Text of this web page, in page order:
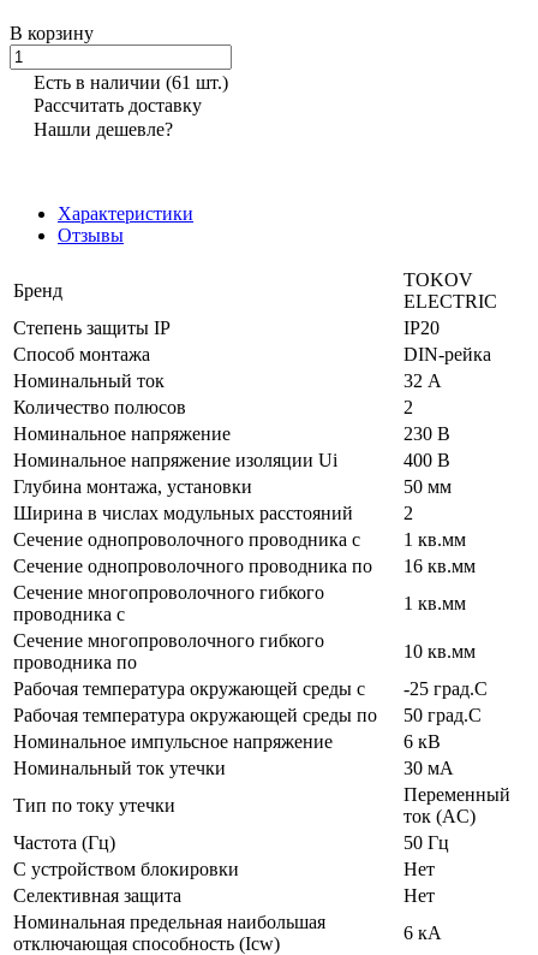
В корзину
Есть в наличии (61 шт.)
Рассчитать доставку
Нашли дешевле?
Характеристики
Отзывы
Бренд
TOKOV
ELECTRIC
Степень защиты IP
IP20
Способ монтажа
DIN-рейка
Номинальный ток
32 А
Количество полюсов
2
Номинальное напряжение
230 В
Номинальное напряжение изоляции Ui
400 В
Глубина монтажа, установки
50 мм
Ширина в числах модульных расстояний
2
Сечение однопроволочного проводника с
1 кв.мм
Сечение однопроволочного проводника по
16 кв.мм
Сечение многопроволочного гибкого
проводника с
1 кв.мм
Сечение многопроволочного гибкого
проводника по
10 кв.мм
Рабочая температура окружающей среды с
-25 град.C
Рабочая температура окружающей среды по
50 град.C
Номинальное импульсное напряжение
6 кВ
Номинальный ток утечки
30 мА
Тип по току утечки
Переменный
ток (AC)
Частота (Гц)
50 Гц
С устройством блокировки
Нет
Селективная защита
Нет
Номинальная предельная наибольшая
отключающая способность (Icw)
6 кА